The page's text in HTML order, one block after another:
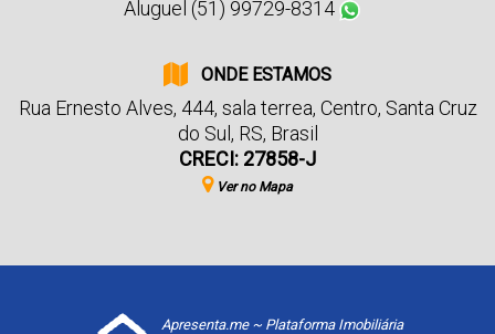
Aluguel (51) 99729-8314
ONDE ESTAMOS
Rua Ernesto Alves, 444, sala terrea, Centro, Santa Cruz
do Sul , RS, Brasil
CRECI: 27858-J
Ver no Mapa
Apresenta.me ~ Plataforma Imobiliária